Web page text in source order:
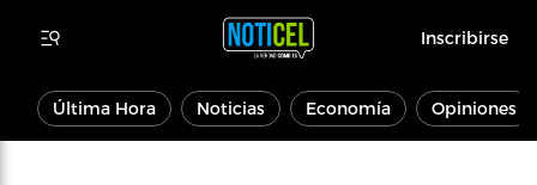
Inscribirse
Última Hora Noticias Economía Opiniones